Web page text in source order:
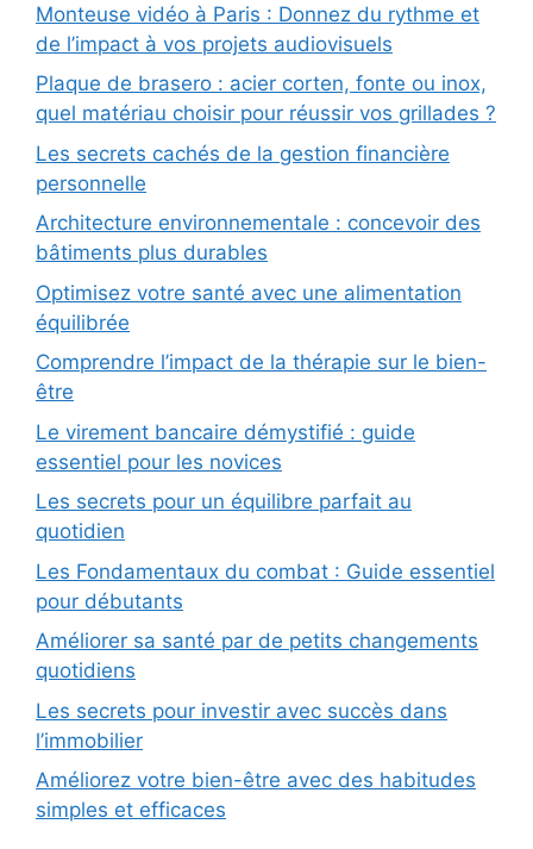
Monteuse vidéo à Paris : Donnez du rythme et
de l’impact à vos projets audiovisuels
Plaque de brasero : acier corten, fonte ou inox,
quel matériau choisir pour réussir vos grillades ?
Les secrets cachés de la gestion financière
personnelle
Architecture environnementale : concevoir des
bâtiments plus durables
Optimisez votre santé avec une alimentation
équilibrée
Comprendre l’impact de la thérapie sur le bien-
être
Le virement bancaire démystifié : guide
essentiel pour les novices
Les secrets pour un équilibre parfait au
quotidien
Les Fondamentaux du combat : Guide essentiel
pour débutants
Améliorer sa santé par de petits changements
quotidiens
Les secrets pour investir avec succès dans
l’immobilier
Améliorez votre bien-être avec des habitudes
simples et efficaces